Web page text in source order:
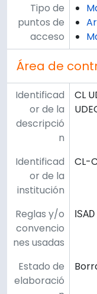
Tipo de
puntos de
acceso
Área de
Identificad
or de la
descripció
n
CL
Identificad
or de la
institución
CL-
Reglas y/o
convencio
nes usadas
Estado de
elaboració